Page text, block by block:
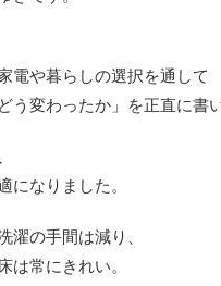
電や暮らしの選択を通して
う変わったか」を正直に書
になりました。
濯の手間は減り、
は常にきれい。